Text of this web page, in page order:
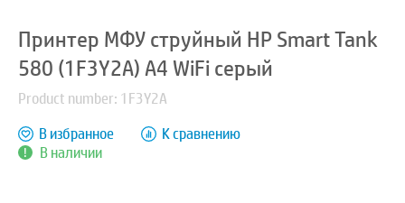
Принтер МФУ струйный HP Smart Tank
580 (1F3Y2A) A4 WiFi серый
Product number: 1F3Y2A
В наличии
В избранное К сравнению